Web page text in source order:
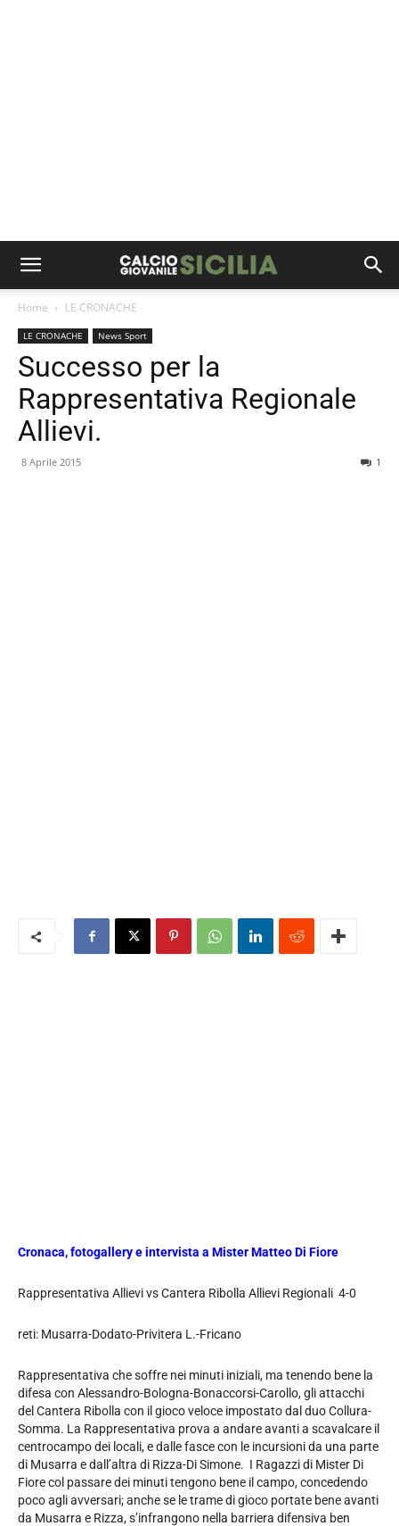
Home LE CRONACHE
LE CRONACHE News Sport
Successo per la
Rappresentativa Regionale
Allievi.
8 Aprile 2015 1
Cronaca, fotogallery e intervista a Mister Matteo Di Fiore
Rappresentativa Allievi vs Cantera Ribolla Allievi Regionali 4-0
reti: Musarra-Dodato-Privitera L.-Fricano
Rappresentativa che soffre nei minuti iniziali, ma tenendo bene la
difesa con Alessandro-Bologna-Bonaccorsi-Carollo, gli attacchi
del Cantera Ribolla con il gioco veloce impostato dal duo Collura-
Somma. La Rappresentativa prova a andare avanti a scavalcare il
centrocampo dei locali, e dalle fasce con le incursioni da una parte
di Musarra e dall’altra di Rizza-Di Simone. I Ragazzi di Mister Di
Fiore col passare dei minuti tengono bene il campo, concedendo
poco agli avversari; anche se le trame di gioco portate bene avanti
da Musarra e Rizza, s’infrangono nella barriera difensiva ben